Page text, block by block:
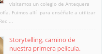
visitamos un colegio de Antequera
Fuimos allí para enséñale a utilizar
...
Storytelling, camino de
nuestra primera película.